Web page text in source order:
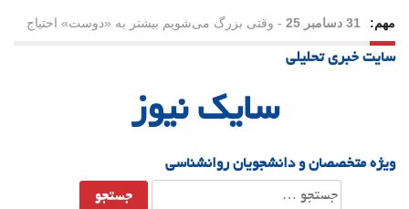
مهم: 31 دسامبر 25 - وقتی بزرگ می‌شویم بیشتر به «دوست» احتیاج
داریم؟
سایت خبری تحلیلی
سایک نیوز
ویژه متخصصان و دانشجویان روانشناسی
جستجو